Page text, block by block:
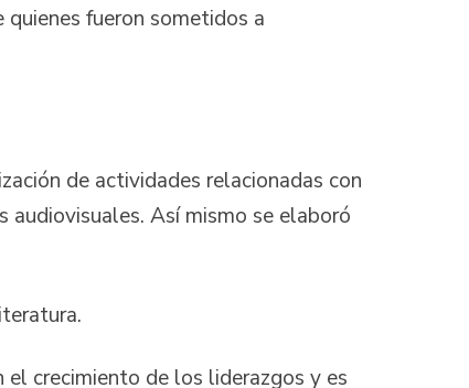
fueron sometidos a
de actividades relacionadas con
audiovisuales. Así mismo se elaboró
el crecimiento de los liderazgos y es